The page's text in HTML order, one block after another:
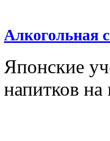
Алкогольная
Японские
напитков